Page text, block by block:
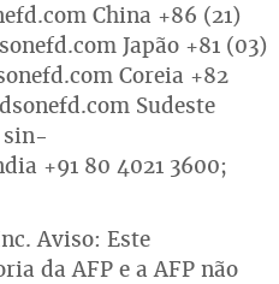
China +86 (21)
Japão +81 (03)
Coreia +82
Sudeste
sin-
+91 80 4021 3600;
Aviso: Este
da AFP e a AFP não